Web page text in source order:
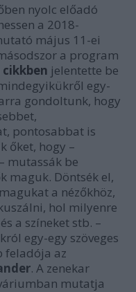
nyolc előadó
a 2018-
május 11-ei
a program
cikkben jelentette be
egy-
gondoltunk, hogy
pontosabbat is
őket, hogy –
mutassák be
maguk. Döntsék el,
a nézőkhöz,
hol milyenre
a színeket stb. –
egy-egy szöveges
feladója az
. A zenekar
mutatja